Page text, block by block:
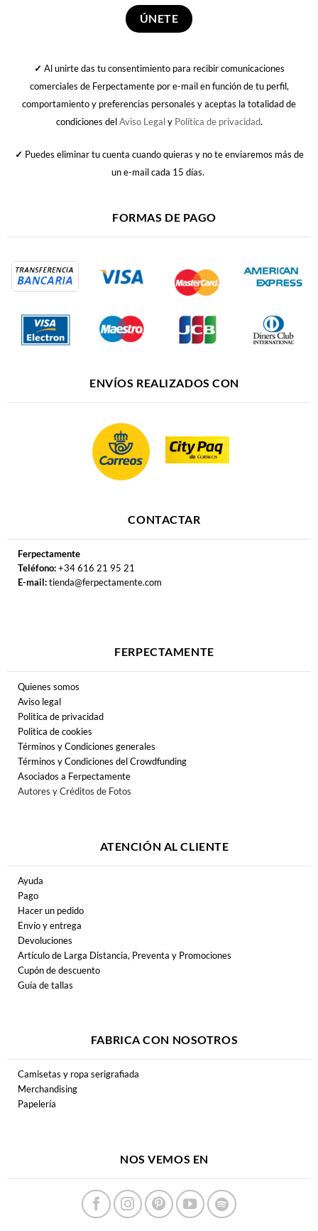
✓ Al unirte das tu consentimiento para recibir comunicaciones
comerciales de Ferpectamente por e-mail en función de tu perfil,
comportamiento y preferencias personales y aceptas la totalidad de
condiciones delAviso Legaly Política de privacidad.
✓ Puedes eliminar tu cuenta cuando quieras y no te enviaremos más de
un e-mail cada 15 días.
FORMAS DE PAGO
ENVÍOS REALIZADOS CON
CONTACTAR
Ferpectamente
Teléfono:+34 616 21 95 21
E-mail:tienda@ferpectamente.com
FERPECTAMENTE
Quienes somos
Aviso legal
Politica de privacidad
Politica de cookies
Términos y Condiciones generales
Términos y Condiciones del Crowdfunding
Asociados a Ferpectamente
Autores y Créditos de Fotos
ATENCIÓN AL CLIENTE
Ayuda
Pago
Hacer un pedido
Envío y entrega
Devoluciones
Artículo de Larga Distancia, Preventa y Promociones
Cupón de descuento
Guía de tallas
FABRICA CON NOSOTROS
Camisetas y ropa serigrafiada
Merchandising
Papelería
NOS VEMOS EN